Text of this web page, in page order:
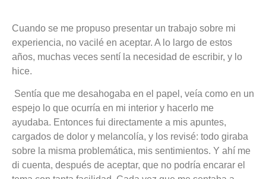
Cuando se me propuso presentar un trabajo sobre mi
experiencia, no vacilé en aceptar. A lo largo de estos
años, muchas veces sentí la necesidad de escribir, y lo
hice.
Sentía que me desahogaba en el papel, veía como en un
espejo lo que ocurría en mi interior y hacerlo me
ayudaba. Entonces fui directamente a mis apuntes,
cargados de dolor y melancolía, y los revisé: todo giraba
sobre la misma problemática, mis sentimientos. Y ahí me
di cuenta, después de aceptar, que no podría encarar el